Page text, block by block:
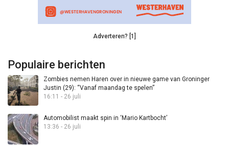
Adverteren? [1]
Populaire berichten
Zombies nemen Haren over in nieuwe game van Groninger
Justin (29): “Vanaf maandag te spelen”
16:11 - 26 juli
Automobilist maakt spin in ‘Mario Kartbocht’
13:36 - 26 juli